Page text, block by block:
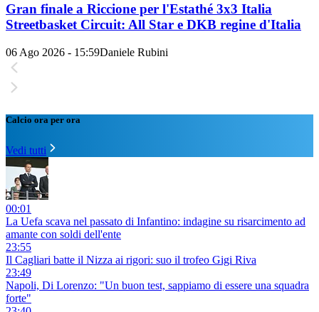
Gran finale a Riccione per l'Estathé 3x3 Italia
Streetbasket Circuit: All Star e DKB regine d'Italia
06 Ago 2026 - 15:59Daniele Rubini
Calcio ora per ora
Vedi tutti
00:01
La Uefa scava nel passato di Infantino: indagine su risarcimento ad
amante con soldi dell'ente
23:55
Il Cagliari batte il Nizza ai rigori: suo il trofeo Gigi Riva
23:49
Napoli, Di Lorenzo: "Un buon test, sappiamo di essere una squadra
forte"